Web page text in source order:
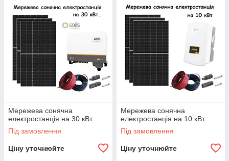
Мережева сонячна
електростанція на 30 кВт.
Під замовлення
Ціну уточнюйте
Мережева сонячна
електростанція на 10 кВт.
Під замовлення
Ціну уточнюйте